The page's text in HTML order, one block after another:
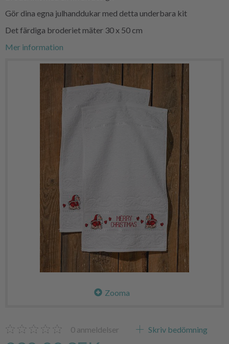
Gör dina egna julhanddukar med detta underbara kit
Det färdiga broderiet mäter 30 x 50 cm
Mer information
Zooma
0 anmeldelser Skriv bedömning